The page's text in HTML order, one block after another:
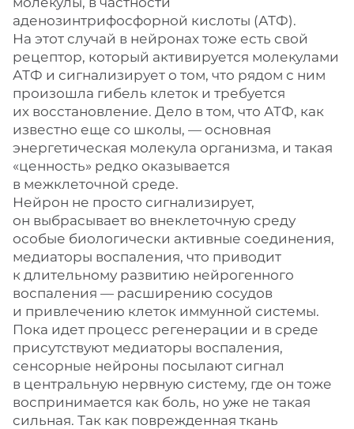
аденозинтрифосфорной кислоты (АТФ).
На этот случай в нейронах тоже есть свой
рецептор, который активируется молекулами
АТФ и сигнализирует о том, что рядом с ним
произошла гибель клеток и требуется
их восстановление. Дело в том, что АТФ, как
известно еще со школы, — основная
энергетическая молекула организма, и такая
«ценность» редко оказывается
в межклеточной среде.
Нейрон не просто сигнализирует,
он выбрасывает во внеклеточную среду
особые биологически активные соединения,
медиаторы воспаления, что приводит
к длительному развитию нейрогенного
воспаления — расширению сосудов
и привлечению клеток иммунной системы.
Пока идет процесс регенерации и в среде
присутствуют медиаторы воспаления,
сенсорные нейроны посылают сигнал
в центральную нервную систему, где он тоже
воспринимается как боль, но уже не такая
сильная. Так как поврежденная ткань